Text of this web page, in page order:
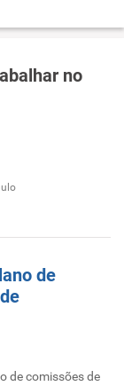
no
de
de comissões de